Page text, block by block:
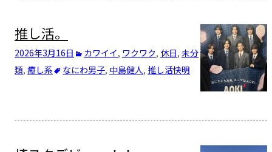
推し活。
2026年3月16日 カワイイ, ワクワク, 休日, 未分
類, 癒し系 なにわ男子, 中島健人, 推し活快明